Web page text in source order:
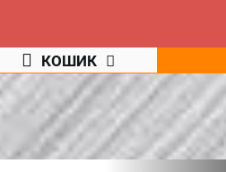
КОШИК